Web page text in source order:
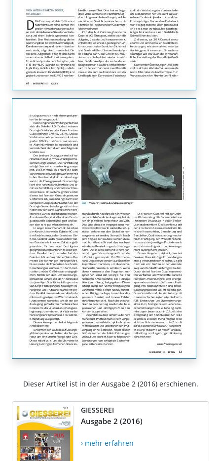
Dieser Artikel ist in der Ausgabe 2 (2016) erschienen.
GIESSEREI
Ausgabe 2 (2016)
› mehr erfahren